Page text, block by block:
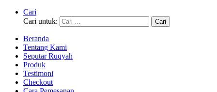
Cari
Cari untuk:
Beranda
Tentang Kami
Seputar Ruqyah
Produk
Testimoni
Checkout